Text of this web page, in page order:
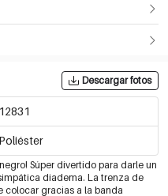
Descargar fotos
12831
Poliéster
Súper divertido para darle un
diadema. La trenza de
colocar gracias a la banda